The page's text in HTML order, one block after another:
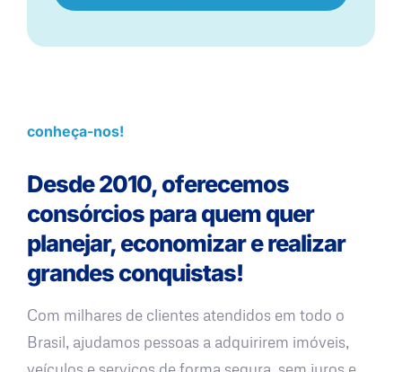
conheça-nos!
Desde 2010, oferecemos
consórcios para quem quer
planejar, economizar e realizar
grandes conquistas!
Com milhares de clientes atendidos em todo o
Brasil, ajudamos pessoas a adquirirem imóveis,